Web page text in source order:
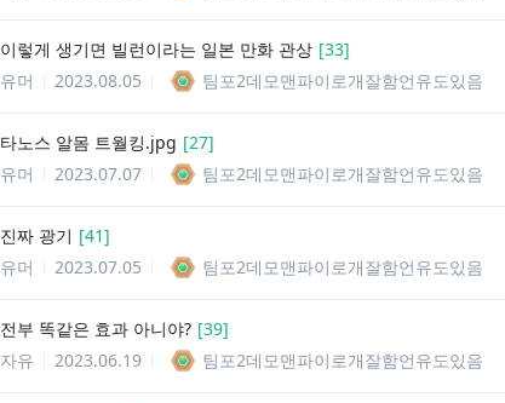
이렇게 생기면 빌런이라는 일본 만화 관상 [33]
유머
2023.08.05 팀포2데모맨파이로개잘함언유도있음
타노스 알몸 트월킹.jpg [27]
유머
2023.07.07 팀포2데모맨파이로개잘함언유도있음
진짜 광기 [41]
유머
2023.07.05 팀포2데모맨파이로개잘함언유도있음
전부 똑같은 효과 아니야? [39]
자유
2023.06.19 팀포2데모맨파이로개잘함언유도있음